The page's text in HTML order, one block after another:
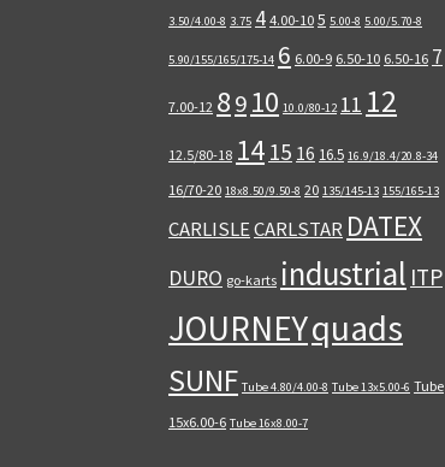
3.50/4.00-8 3.75 4 4.00-10 5 5.00-8 5.00/5.70-8
5.90/155/165/175-14 6 6.00-9 6.50-10 6.50-16 7
7.00-12 8910 10.0/80-12 11 12
12.5/80-18 14 15 16 16.5 16.9/18.4/20.8-34
16/70-20 18x8.50/9.50-8 20 135/145-13 155/165-13
CARLISLECARLSTAR DATEX
DURO go-karts industrial ITP
JOURNEYquads
SUNF Tube 4.80/4.00-8 Tube 13x5.00-6 Tube
15x6.00-6 Tube 16x8.00-7